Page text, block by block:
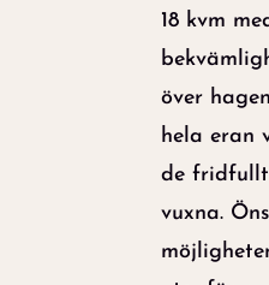
18 kvm
över
hela eran
de fridfullt
vuxna.